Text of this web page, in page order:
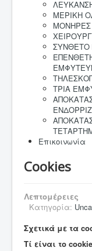
ΜΕΡΙΚΗ
ΣΥΝΘΕΤΟ
ΤΡΙΑ
Επικοινωνία
Cookies
Λεπτομέρειες
Κατηγορία:
Σχετικά με τα
Τί είναι το